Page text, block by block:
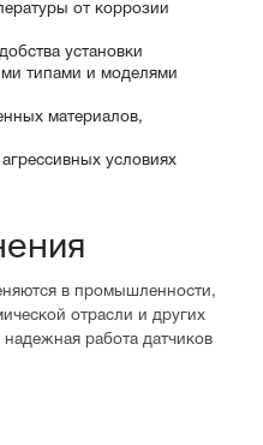
от коррозии
установки
типами и моделями
материалов,
условиях
в промышленности,
отрасли и других
работа датчиков